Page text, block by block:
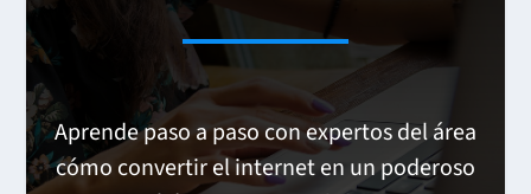
Aprende paso a paso con expertos del área
cómo convertir el internet en un poderoso